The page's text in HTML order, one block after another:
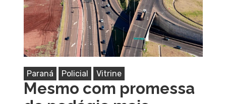
Paraná Policial Vitrine
Mesmo com promessa